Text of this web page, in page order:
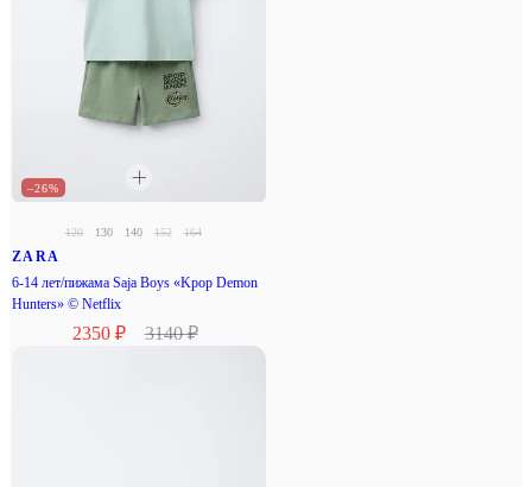
–26%
120 130 140 152 164
ZARA
6-14 лет/пижама Saja Boys «Kpop Demon
Hunters» © Netflix
2350 ₽ 3140 ₽